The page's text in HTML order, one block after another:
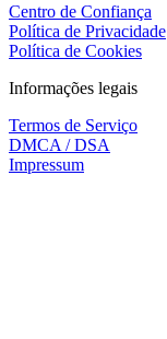
Centro de Confiança
Política de Privacidade
Política de Cookies
Informações legais
Termos de Serviço
DMCA / DSA
Impressum